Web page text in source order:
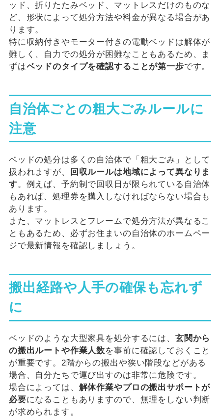
ッド、折りたたみベッド、マットレスだけのものな
ど、形状によって処分方法や料金が異なる場合があ
ります。
特に収納付きやモーター付きの電動ベッドは解体が
難しく、自力での処分が困難なこともあるため、ま
ずはベッドのタイプを確認することが第一歩です。
自治体ごとの粗大ごみルールに
注意
ベッドの処分は多くの自治体で「粗大ごみ」として
扱われますが、
回収ルールは地域によって異なりま
す。例えば、予約制で回収日が限られている自治体
もあれば、処理券を購入しなければならない場合も
あります。
また、マットレスとフレームで処分方法が異なるこ
ともあるため、必ずお住まいの自治体のホームペー
ジで最新情報を確認しましょう。
搬出経路や人手の確保も忘れず
に
ベッドのような大型家具を処分するには、 玄関から
の搬出ルートや作業人数を事前に確認しておくこと
が重要です。2階からの搬出や狭い階段などがある
場合、自分たちで運び出すのは非常に危険です。
場合によっては、 解体作業やプロの搬出サポートが
必要になることもありますので、無理をしない判断
が求められます。